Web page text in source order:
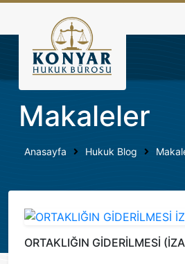
Konyar
Makaleler
Anasayfa Hukuk Blog
ORTAKLIĞIN GİDERİLMESİ